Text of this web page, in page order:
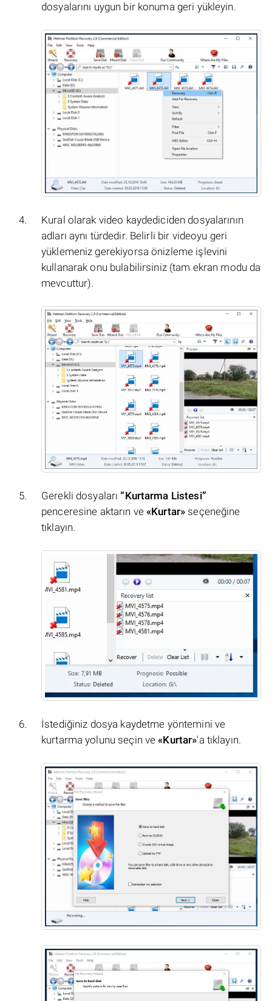
dosyalarını uygun bir konuma geri yükleyin.
Kural olarak video kaydediciden dosyalarının
adları aynı türdedir. Belirli bir videoyu geri
yüklemeniz gerekiyorsa önizleme işlevini
kullanarak onu bulabilirsiniz (tam ekran modu da
mevcuttur).
Gerekli dosyaları “Kurtarma Listesi”
penceresine aktarın ve«Kurtar» seçeneğine
tıklayın.
İstediğiniz dosya kaydetme yöntemini ve
kurtarma yolunu seçin ve«Kurtar»'a tıklayın.